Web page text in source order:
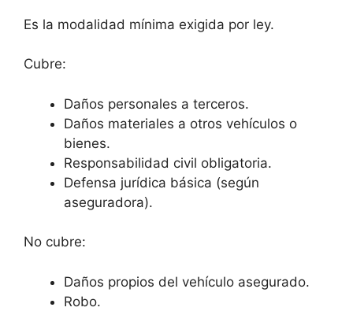
Es la modalidad mínima exigida por ley.
Cubre:
Daños personales a terceros.
Daños materiales a otros vehículos o
bienes.
Responsabilidad civil obligatoria.
Defensa jurídica básica (según
aseguradora).
No cubre:
Daños propios del vehículo asegurado.
Robo.